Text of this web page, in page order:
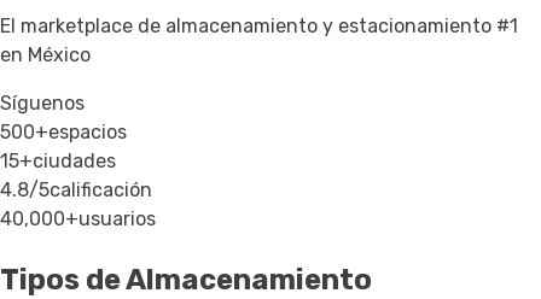
El marketplace de almacenamiento y estacionamiento #1
en México
Síguenos
500+espacios
15+ciudades
4.8/5calificación
40,000+usuarios
Tipos de Almacenamiento